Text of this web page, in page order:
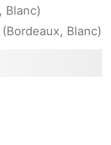
Blanc)
(Bordeaux, Blanc)